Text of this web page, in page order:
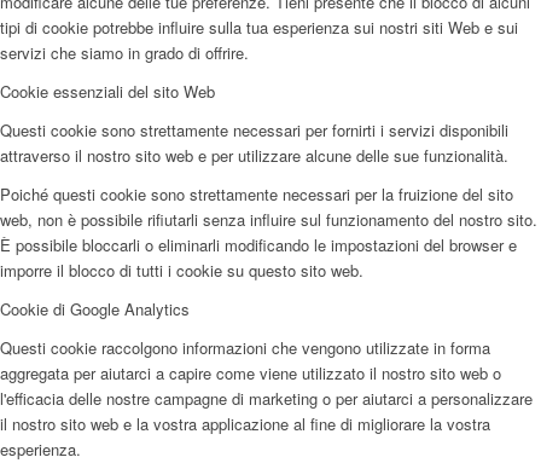
tipi di cookie potrebbe influire sulla tua esperienza sui nostri siti Web e sui
servizi che siamo in grado di offrire.
Cookie essenziali del sito Web
Questi cookie sono strettamente necessari per fornirti i servizi disponibili
attraverso il nostro sito web e per utilizzare alcune delle sue funzionalità.
Poiché questi cookie sono strettamente necessari per la fruizione del sito
web, non è possibile rifiutarli senza influire sul funzionamento del nostro sito.
È possibile bloccarli o eliminarli modificando le impostazioni del browser e
imporre il blocco di tutti i cookie su questo sito web.
Cookie di Google Analytics
Questi cookie raccolgono informazioni che vengono utilizzate in forma
aggregata per aiutarci a capire come viene utilizzato il nostro sito web o
l'efficacia delle nostre campagne di marketing o per aiutarci a personalizzare
il nostro sito web e la vostra applicazione al fine di migliorare la vostra
esperienza.